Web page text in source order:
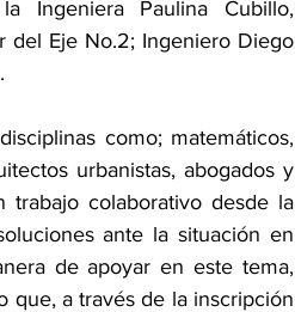
Ingeniera Paulina Cubillo,
del Eje No.2; Ingeniero Diego
como; matemáticos,
urbanistas, abogados y
trabajo colaborativo desde la
ante la situación en
de apoyar en este tema,
que, a través de la inscripción